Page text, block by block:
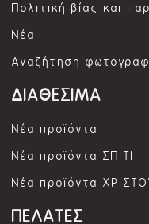
Πολιτική βίας και
Νέα
Αναζήτηση
ΔΙΑΘΕΣΙΜΑ
Νέα προϊόντα
Νέα προϊόντα ΣΠΙΤΙ
Νέα προϊόντα
ΠΕΛΑΤΕΣ